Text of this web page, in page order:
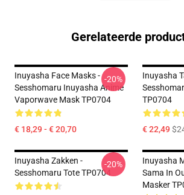
Gerelateerde
Inuyasha Face Masks -
Sesshomaru Inuyasha Anime
Vaporwave Mask TP0704
€ 18,29 - € 20,70
-20%
Inuyasha
TP0704
€ 22,49
Inuyasha Zakken -
Sesshomaru Tote TP0704
-20%
Inuyasha
Sama In
Masker